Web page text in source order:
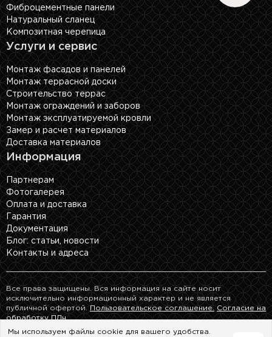
Фиброцементные панели
Натуральный сланец
Композитная черепица
Услуги и сервис
Монтаж фасадов и панелей
Монтаж террасной доски
Строительство террас
Монтаж ограждений и заборов
Монтаж эксплуатируемой кровли
Замер и расчет материалов
Доставка материалов
Информация
Партнерам
Фотогалерея
Оплата и доставка
Гарантия
Документация
Блог: cтатьи, новости
Контакты и адреса
Все права защищены. Вся информация на сайте носит
исключительно информационный характер и не является
публичной офертой.Пользовательское соглашение.
Согласие на
обработку ПДн.
Мы используем файлы cookie для вашего удобства.